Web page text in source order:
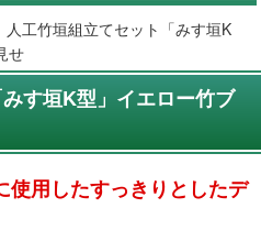
人工竹垣組立てセット「みす垣K
せ
す垣K型」イエロー竹ブ
使用したすっきりとしたデ